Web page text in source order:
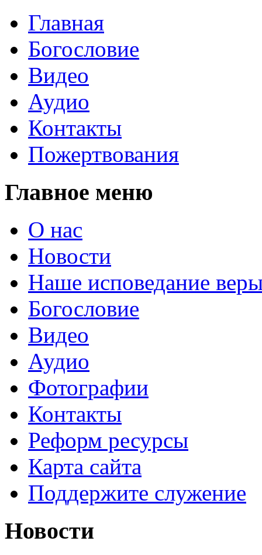
Главная
Богословие
Видео
Аудио
Контакты
Пожертвования
Главное меню
О нас
Новости
Наше исповедание
Богословие
Видео
Аудио
Фотографии
Контакты
Реформ ресурсы
Карта сайта
Поддержите служение
Новости